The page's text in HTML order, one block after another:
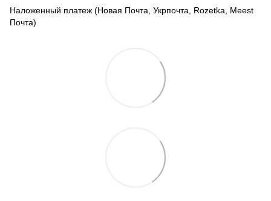
Наложенный платеж (Новая Почта, Укрпочта, Rozetka, Meest
Почта)